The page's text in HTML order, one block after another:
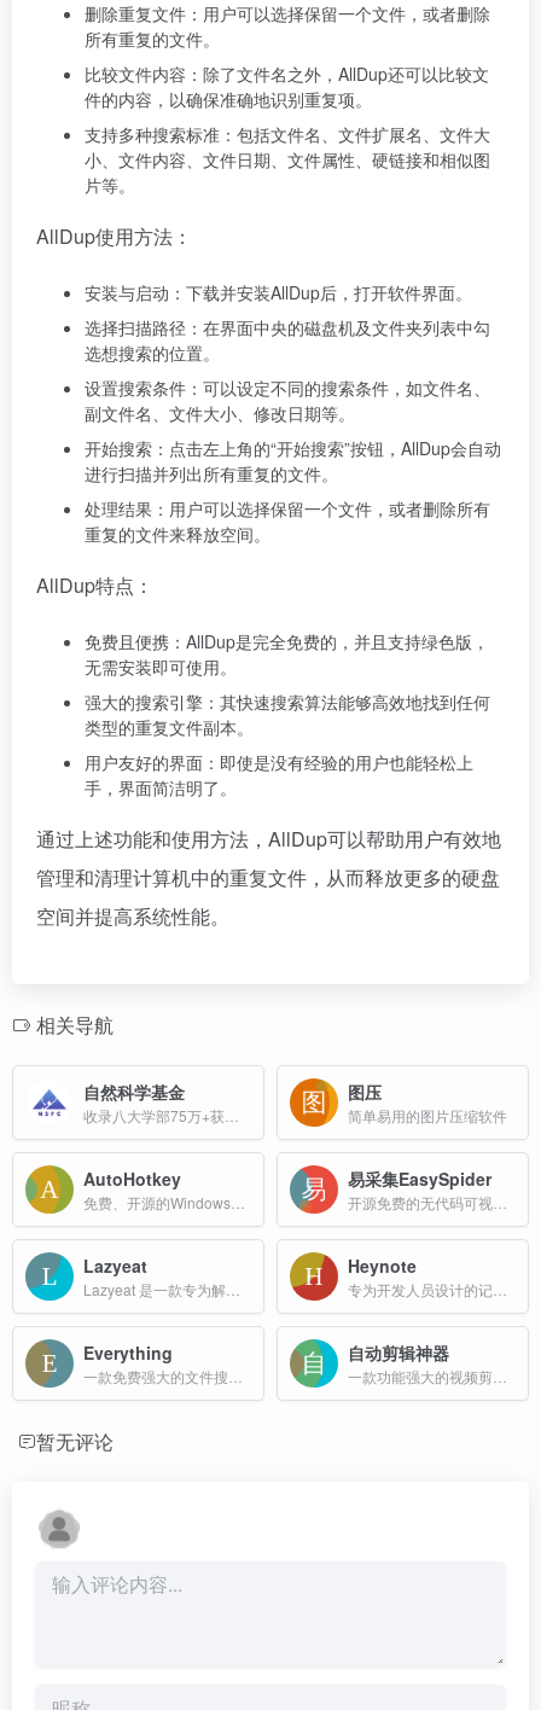
删除重复文件：用户可以选择保留一个文件，或者删除
所有重复的文件。
比较文件内容：除了文件名之外，AllDup还可以比较文
件的内容，以确保准确地识别重复项。
支持多种搜索标准：包括文件名、文件扩展名、文件大
小、文件内容、文件日期、文件属性、硬链接和相似图
片等。
AllDup使用方法：
安装与启动：下载并安装AllDup后，打开软件界面。
选择扫描路径：在界面中央的磁盘机及文件夹列表中勾
选想搜索的位置。
设置搜索条件：可以设定不同的搜索条件，如文件名、
副文件名、文件大小、修改日期等。
开始搜索：点击左上角的“开始搜索”按钮，AllDup会自动
进行扫描并列出所有重复的文件。
处理结果：用户可以选择保留一个文件，或者删除所有
重复的文件来释放空间。
AllDup特点：
免费且便携：AllDup是完全免费的，并且支持绿色版，
无需安装即可使用。
强大的搜索引擎：其快速搜索算法能够高效地找到任何
类型的重复文件副本。
用户友好的界面：即使是没有经验的用户也能轻松上
手，界面简洁明了。
通过上述功能和使用方法，AllDup可以帮助用户有效地
管理和清理计算机中的重复文件，从而释放更多的硬盘
空间并提高系统性能。
相关导航
自然科学基金 图压
简单易用的图片压缩软件
AutoHotkey 易采集EasySpider
Lazyeat Heynote
Everything 自动剪辑神器
暂无评论